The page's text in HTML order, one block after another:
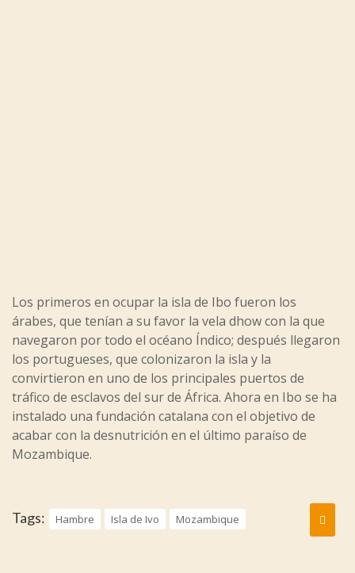
Los primeros en ocupar la isla de Ibo fueron los
árabes, que tenían a su favor la vela dhow con la que
navegaron por todo el océano Índico; después llegaron
los portugueses, que colonizaron la isla y la
convirtieron en uno de los principales puertos de
tráfico de esclavos del sur de África. Ahora en Ibo se ha
instalado una fundación catalana con el objetivo de
acabar con la desnutrición en el último paraíso de
Mozambique.
Tags: Hambre Isla de Ivo Mozambique